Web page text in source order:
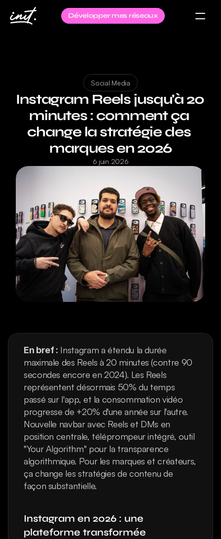
Social Media
Instagram Reels jusqu'à 20
minutes : comment ça
change la stratégie des
marques en 2026
6 juin 2026
En bref : Instagram a étendu la durée
maximale des Reels à 20 minutes (contre 90
secondes encore en 2024). Les Reels
représentent désormais 50% du temps
passé sur l'app, et la consommation vidéo
progresse de +20% d'une année sur l'autre.
Nouvelle navbar avec Reels et DMs en
position centrale, téléprompeur intégré, outil
"Your Algorithm" pour la transparence
algorithmique. Pour les marques et créateurs,
ça change les stratégies de contenu de
façon substantielle.
Instagram en 2026 : une
plateforme transformée
Développer mes réseaux